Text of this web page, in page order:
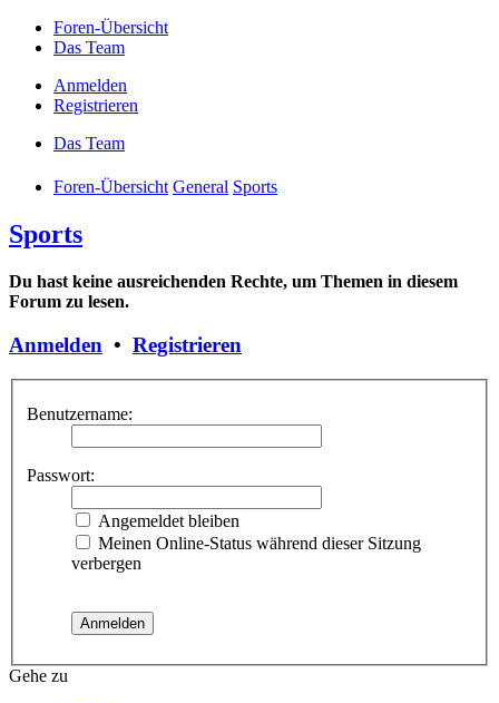
Foren-Übersicht
Das Team
Anmelden
Registrieren
Das Team
Foren-Übersicht General Sports
Sports
Du hast keine ausreichenden Rechte, um Themen in diesem
Forum zu lesen.
Anmelden • Registrieren
Benutzername:
Passwort:
Angemeldet bleiben
Meinen Online-Status während dieser Sitzung
verbergen
Gehe zu